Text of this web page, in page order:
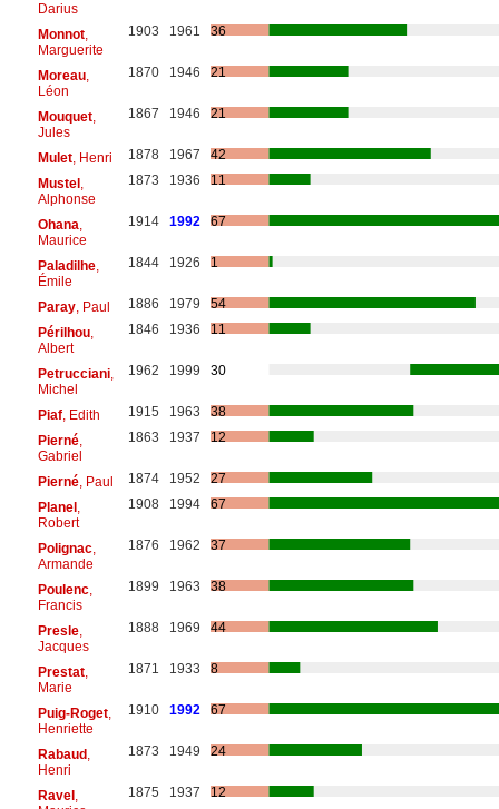
Darius
Monnot,
Marguerite
1903 1961 36
Moreau,
Léon
1870 1946 21
Mouquet,
Jules
1867 1946 21
Mulet, Henri 1878 1967
42
Mustel,
Alphonse
1873 1936 11
Ohana
Maurice
1914 1992 67
Paladilhe,
Émile
1844 1926 1
Paray, Paul 1886 1979
54
Périlhou,
Albert
1846 1936 11
Petrucciani,
Michel
1962 1999 30
Piaf, Edith 1915 1963
38
Pierné,
Gabriel
1863 1937 12
Pierné, Paul 1874 1952
27
Planel,
Robert
1908 1994 67
Polignac,
Armande
1876 1962 37
Poulenc,
Francis
1899 1963 38
Presle,
Jacques
1888 1969 44
Prestat,
Marie
1871 1933 8
Puig-Roget,
Henriette
1910 1992 67
Rabaud,
Henri
1873 1949 24
Ravel,
1875 1937 12